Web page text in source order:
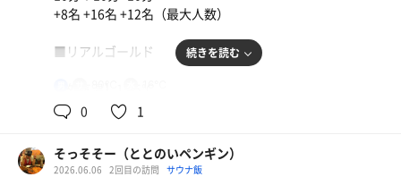
+8名 +16名 +12名（最大人数）
■リアルゴールド
【整い度】☆☆☆☆（4.0/5.0）
続きを読む
0 1
そっそそー（ととのいペンギン）
2026.06.06 2回目の訪問 サウナ飯